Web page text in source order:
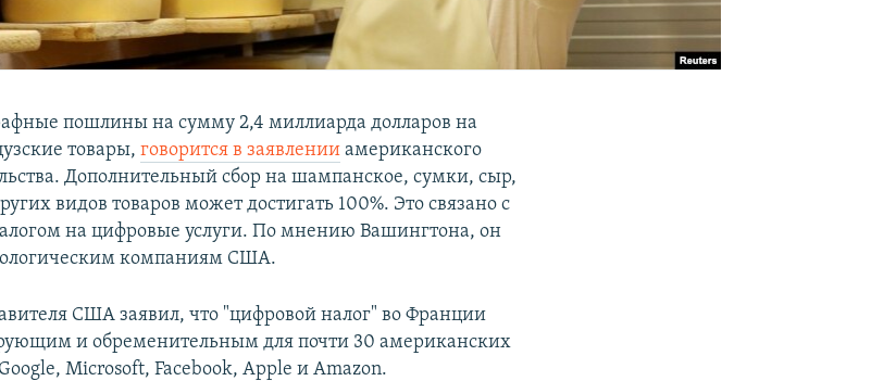
пошлины на сумму 2,4 миллиарда долларов на
товары,говорится в заявлении американского
Дополнительный сбор на шампанское, сумки, сыр,
видов товаров может достигать 100%. Это связано с
на цифровые услуги. По мнению Вашингтона, он
компаниям США.
США заявил, что "цифровой налог" во Франции
и обременительным для почти 30 американских
Microsoft, Facebook, Apple и Amazon.